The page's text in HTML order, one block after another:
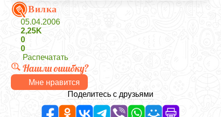
Вилка
05.04.2006
2,25K
0
0
Распечатать
Нашли ошибку?
Мне нравится
Поделитесь с друзьями